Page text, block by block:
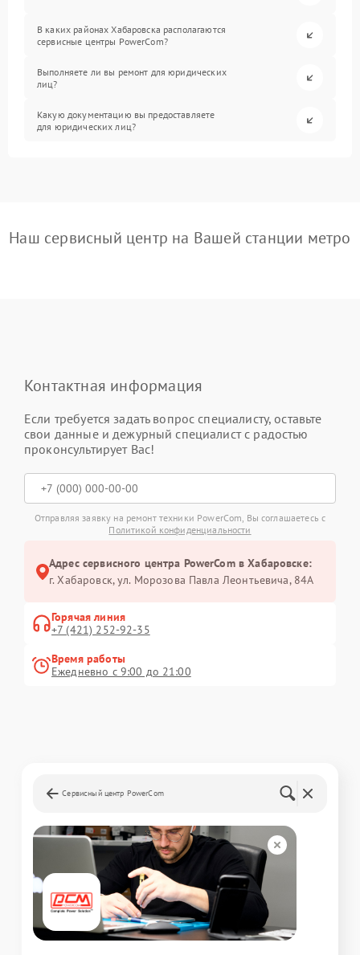
В каких районах Хабаровска располагаются
сервисные центры PowerCom?
Выполняете ли вы ремонт для юридических
лиц?
Какую документацию вы предоставляете
для юридических лиц?
Наш сервисный центр на Вашей станции метро
Контактная информация
Если требуется задать вопрос специалисту, оставьте
свои данные и дежурный специалист с радостью
проконсультирует Вас!
Отправляя заявку на ремонт техники PowerCom, Вы соглашаетесь с
Политикой конфиденциальности
Адрес сервисного центра PowerCom в Хабаровске:
г. Хабаровск, ул. Морозова Павла Леонтьевича, 84А
Горячая линия
+7 (421) 252-92-35
Время работы
Ежедневно с 9:00 до 21:00
Сервисный центр PowerCom